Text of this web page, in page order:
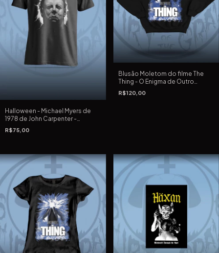
Halloween - Michael Myers de
1978 de John Carpenter -
Camiseta Preta Tradicional e
Extra Grande
R$75,00
Blusão Moletom do filme The
Thing - O Enigma de Outro
Mundo de John Carpenter
R$120,00